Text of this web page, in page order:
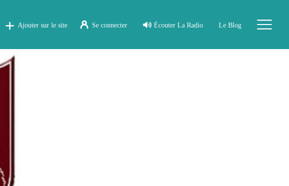
Ajouter sur le site Se connecter Écouter La Radio Le Blog